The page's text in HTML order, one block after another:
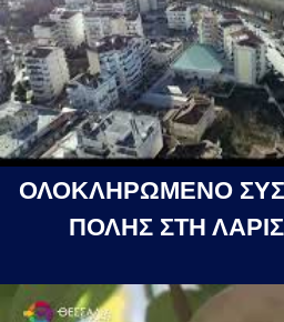
ΟΛΟΚΛΗΡΩΜΕΝΟ
ΠΟΛΗΣ ΣΤΗ